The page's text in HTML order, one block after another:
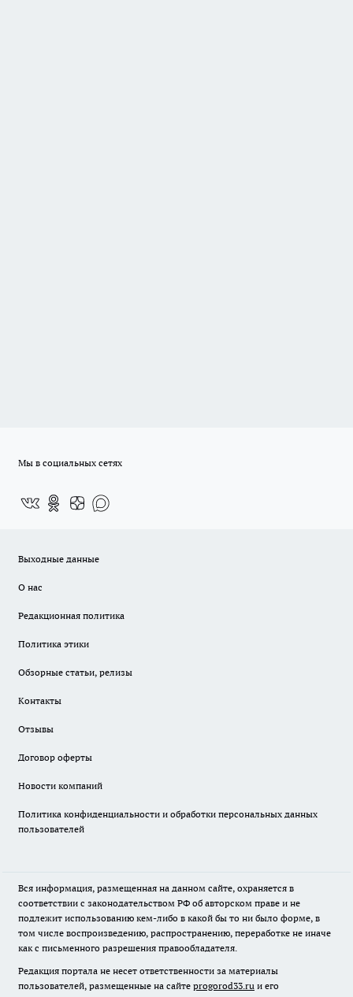
Мы в социальных сетях
Выходные данные
О нас
Редакционная политика
Политика этики
Обзорные статьи, релизы
Контакты
Отзывы
Договор оферты
Новости компаний
Политика конфиденциальности и обработки персональных данных
пользователей
Вся информация, размещенная на данном сайте, охраняется в
соответствии с законодательством РФ об авторском праве и не
подлежит использованию кем-либо в какой бы то ни было форме, в
том числе воспроизведению, распространению, переработке не иначе
как с письменного разрешения правообладателя.
Редакция портала не несет ответственности за материалы
пользователей, размещенные на сайте progorod33.ru и его